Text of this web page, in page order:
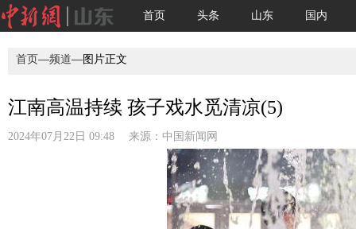
首页 头条 山东 国内
首页—频道—图片正文
江南高温持续 孩子戏水觅清凉(5)
2024年07月22日 09:48 来源： 中国新闻网